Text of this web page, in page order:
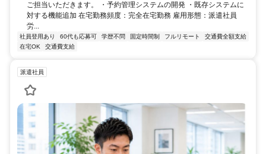
ご担当いただきます。 ・予約管理システムの開発 ・既存システムに
対する機能追加 在宅勤務頻度：完全在宅勤務 雇用形態：派遣社員
労...
社員登用あり 60代も応募可 学歴不問 固定時間制 フルリモート
交通費全額支給
在宅OK
交通費支給
派遣社員